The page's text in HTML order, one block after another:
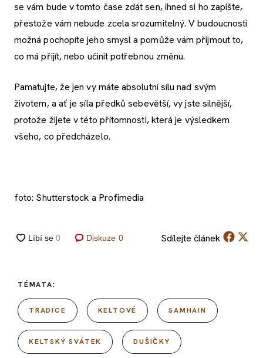
se vám bude v tomto čase zdát sen, ihned si ho zapište,
přestože vám nebude zcela srozumitelný. V budoucnosti
možná pochopíte jeho smysl a pomůže vám přijmout to,
co má přijít, nebo učinit potřebnou změnu.
Pamatujte, že jen vy máte absolutní sílu nad svým
životem, a ať je síla předků sebevětší, vy jste silnější,
protože žijete v této přítomnosti, která je výsledkem
všeho, co předcházelo.
foto: Shutterstock a Profimedia
Diskuze 0 Sdílejte článek
TÉMATA:
TRADICE KELTOVÉ SAMHAIN
KELTSKÝ SVÁTEK DUŠIČKY